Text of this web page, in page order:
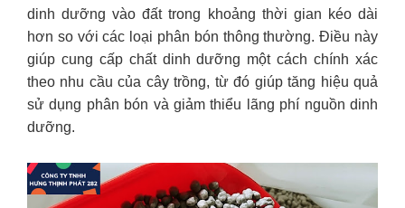
dinh dưỡng vào đất trong khoảng thời gian kéo dài
hơn so với các loại phân bón thông thường. Điều này
giúp cung cấp chất dinh dưỡng một cách chính xác
theo nhu cầu của cây trồng, từ đó giúp tăng hiệu quả
sử dụng phân bón và giảm thiểu lãng phí nguồn dinh
dưỡng.